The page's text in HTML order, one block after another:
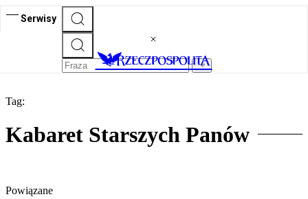
Serwisy
Tag:
Kabaret Starszych Panów
Powiązane